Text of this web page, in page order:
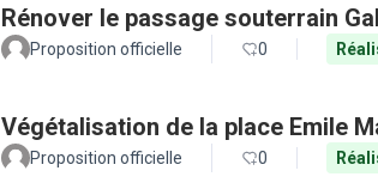
Rénover le passage souterrain
Proposition officielle 0
Végétalisation de la place Emile
Proposition officielle 0